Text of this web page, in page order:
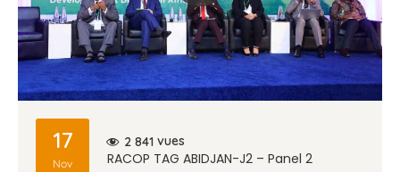
2 841 vues
17
Nov
RACOP TAG ABIDJAN-J2 – Panel 2